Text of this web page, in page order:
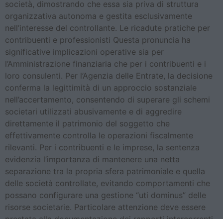
società, dimostrando che essa sia priva di struttura
organizzativa autonoma e gestita esclusivamente
nell’interesse del controllante. Le ricadute pratiche per
contribuenti e professionisti Questa pronuncia ha
significative implicazioni operative sia per
l’Amministrazione finanziaria che per i contribuenti e i
loro consulenti. Per l’Agenzia delle Entrate, la decisione
conferma la legittimità di un approccio sostanziale
nell’accertamento, consentendo di superare gli schemi
societari utilizzati abusivamente e di aggredire
direttamente il patrimonio del soggetto che
effettivamente controlla le operazioni fiscalmente
rilevanti. Per i contribuenti e le imprese, la sentenza
evidenzia l’importanza di mantenere una netta
separazione tra la propria sfera patrimoniale e quella
delle società controllate, evitando comportamenti che
possano configurare una gestione “uti dominus” delle
risorse societarie. Particolare attenzione deve essere